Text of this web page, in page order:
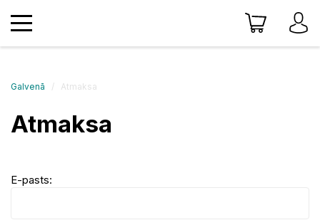
Galvenā Atmaksa
Atmaksa
E-pasts: